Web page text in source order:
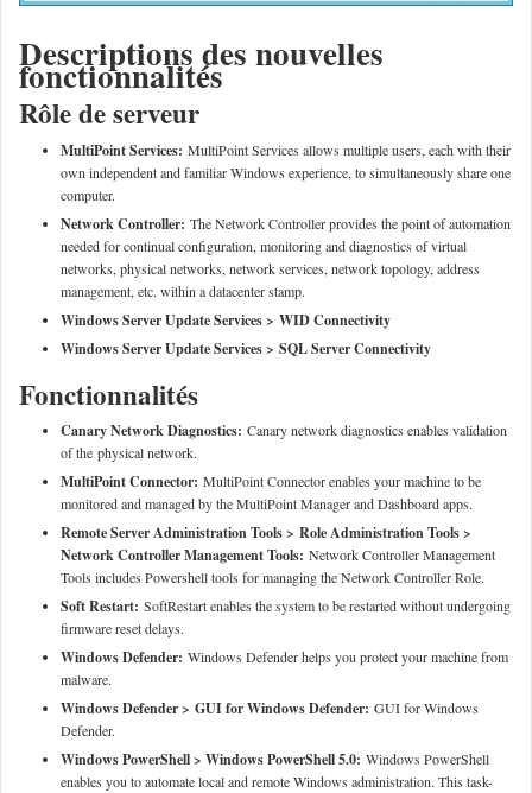
Descriptions des nouvelles
fonctionnalités
Rôle de serveur
MultiPoint Services: MultiPoint Services allows multiple users, each with their
own independent and familiar Windows experience, to simultaneously share one
computer.
Network Controller: The Network Controller provides the point of automation
needed for continual configuration, monitoring and diagnostics of virtual
networks, physical networks, network services, network topology, address
management, etc. within a datacenter stamp.
Windows Server Update Services > WID Connectivity
Windows Server Update Services > SQL Server Connectivity
Fonctionnalités
Canary Network Diagnostics: Canary network diagnostics enables validation
of the physical network.
MultiPoint Connector: MultiPoint Connector enables your machine to be
monitored and managed by the MultiPoint Manager and Dashboard apps.
Remote Server Administration Tools > Role Administration Tools >
Network Controller Management Tools: Network Controller Management
Tools includes Powershell tools for managing the Network Controller Role.
Soft Restart: SoftRestart enables the system to be restarted without undergoing
firmware reset delays.
Windows Defender: Windows Defender helps you protect your machine from
malware.
Windows Defender > GUI for Windows Defender: GUI for Windows
Defender.
Windows PowerShell > Windows PowerShell 5.0: Windows PowerShell
enables you to automate local and remote Windows administration. This task-